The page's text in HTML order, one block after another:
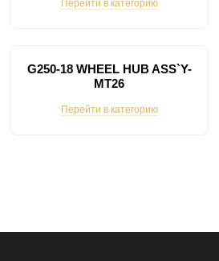
Перейти в категорию
G250-18 WHEEL HUB ASS`Y-
MT26
Перейти в категорию